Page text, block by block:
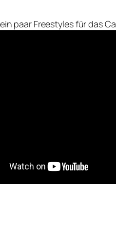
paar Freestyles für das